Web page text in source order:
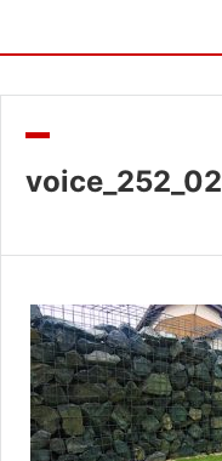
販路拡大
共済・福利厚生
証明書・申請
職員採用
情報
voice_252_02